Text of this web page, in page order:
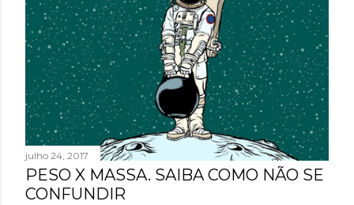
julho 24, 2017
PESO X MASSA. SAIBA COMO NÃO SE
CONFUNDIR